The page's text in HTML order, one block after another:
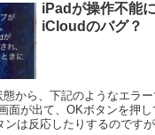
iPadが操作不能
iCloudのバグ？
から、下記のようなエラ
面が出て、OKボタンを押
ンは反応したりするのですが